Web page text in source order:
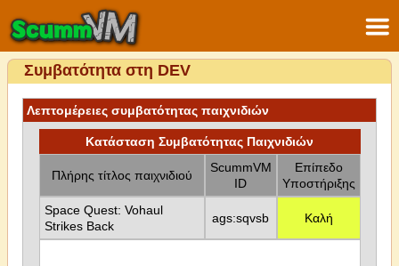
Συμβατότητα στη DEV
Λεπτομέρειες συμβατότητας παιχνιδιών
Κατάσταση Συμβατότητας Παιχνιδιών
Πλήρης τίτλος παιχνιδιού
ScummVM
ID
Επίπεδο
Υποστήριξης
Space Quest: Vohaul
Strikes Back
ags:sqvsb Καλή